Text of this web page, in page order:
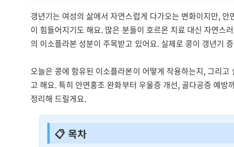
갱년기는 여성의 삶에서 자연스럽게 다가오는 변화이지만,
이 힘들어지기도 해요. 많은 분들이 호르몬 치료 대신 자연스
의 이소플라본 성분이 주목받고 있어요. 실제로 콩이 갱년기
오늘은 콩에 함유된 이소플라본이 어떻게 작용하는지, 그리
고 해요. 특히 안면홍조 완화부터 우울증 개선, 골다공증 예방
정리해 드릴게요.
📋 목차